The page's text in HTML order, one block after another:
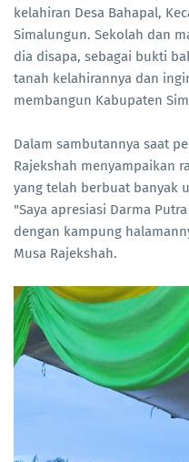
kelahiran Desa Bahapal,
Simalungun. Sekolah dan
dia disapa, sebagai bukti
tanah kelahirannya dan
membangun Kabupaten
Dalam sambutannya saat
Rajekshah menyampaikan
yang telah berbuat banyak
"Saya apresiasi Darma
dengan kampung
Musa Rajekshah.